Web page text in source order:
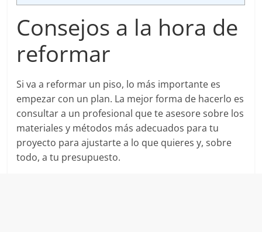
Consejos a la hora de
reformar
Si va a reformar un piso, lo más importante es
empezar con un plan. La mejor forma de hacerlo es
consultar a un profesional que te asesore sobre los
materiales y métodos más adecuados para tu
proyecto para ajustarte a lo que quieres y, sobre
todo, a tu presupuesto.